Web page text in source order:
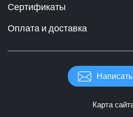
Сертификаты
Оплата и доставка
Карта